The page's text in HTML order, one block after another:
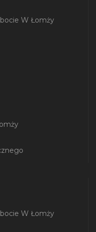
W Łomży
W Łomży